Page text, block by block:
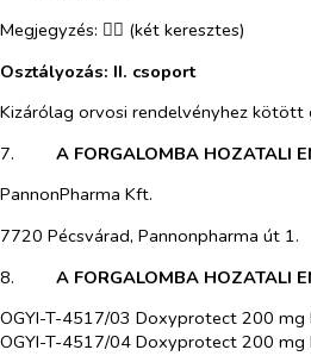
Megjegyzés:  (két keresztes)
Osztályozás: II. csoport
Kizárólag orvosi rendelvényhez kötött
7.​
A FORGALOMBA HOZATALI
PannonPharma Kft.
7720 Pécsvárad, Pannonpharma út 1.
8.​
A FORGALOMBA HOZATALI
OGYI-T-4517/03 Doxyprotect 200 mg
OGYI-T-4517/04 Doxyprotect 200 mg